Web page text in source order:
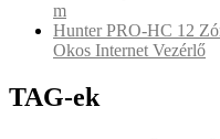
m
Hunter PRO-HC 12
Okos Internet Vezérlő
TAG-ek